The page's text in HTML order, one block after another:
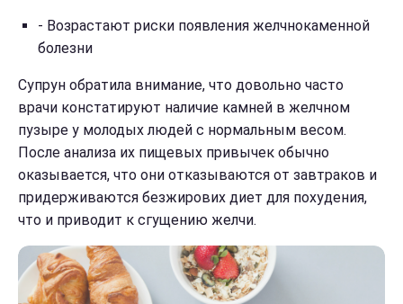
- Возрастают риски появления желчнокаменной
болезни
Супрун обратила внимание, что довольно часто
врачи констатируют наличие камней в желчном
пузыре у молодых людей с нормальным весом.
После анализа их пищевых привычек обычно
оказывается, что они отказываются от завтраков и
придерживаются безжирових диет для похудения,
что и приводит к сгущению желчи.